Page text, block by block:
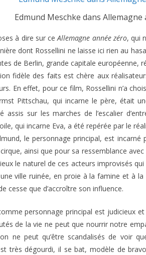
Edmund Meschke dans Allemagne
à dire sur ceAllemagne année zéro, qui
dont Rossellini ne laisse ici rien au
de Berlin, grande capitale européenne,
fidèle des faits est chère aux
En effet, pour ce film, Rossellini n’a
Pittschau, qui incarne le père, était
assis sur les marches de l’escalier
qui incarne Eva, a été repérée par le
le personnage principal, est
ainsi que pour sa ressemblance
le naturel de ces acteurs improvisés
une ville ruinée, en proie à la famine et à
cesse que d’accroître son influence.
personnage principal est judicieux
de la vie ne peut que nourrir notre
ne peut qu’être scandalisés de voir
très dégourdi, il se bat, modèle de